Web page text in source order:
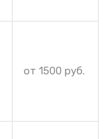
от 1500 руб.